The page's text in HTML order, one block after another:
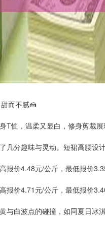
而不腻🍰
T恤，温柔又显白，修身剪裁
几分趣味与灵动。短裙高腰设
报价4.48元/公斤，最低报价
报价4.71元/公斤，最低报价
与白波点的碰撞，如同夏日冰